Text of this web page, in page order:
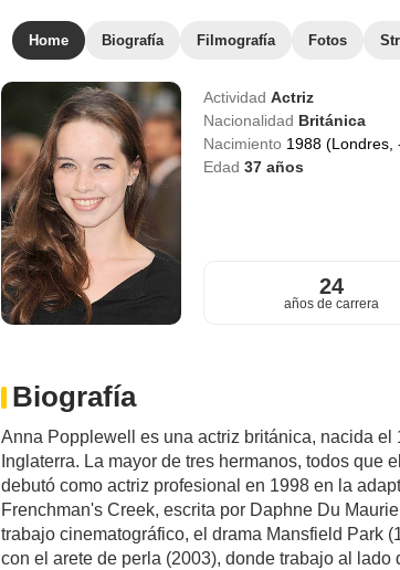
Home Biografía Filmografía Fotos
Actividad Actriz
Nacionalidad Británica
Nacimiento 1988 (Londres,
Edad 37años
24
años de carrera
Biografía
Anna Popplewell es una actriz británica, nacida el
Inglaterra. La mayor de tres hermanos, todos que
debutó como actriz profesional en 1998 en la
Frenchman's Creek, escrita por Daphne Du
trabajo cinematográfico, el drama Mansfield Park
con el arete de perla (2003), donde trabajo al